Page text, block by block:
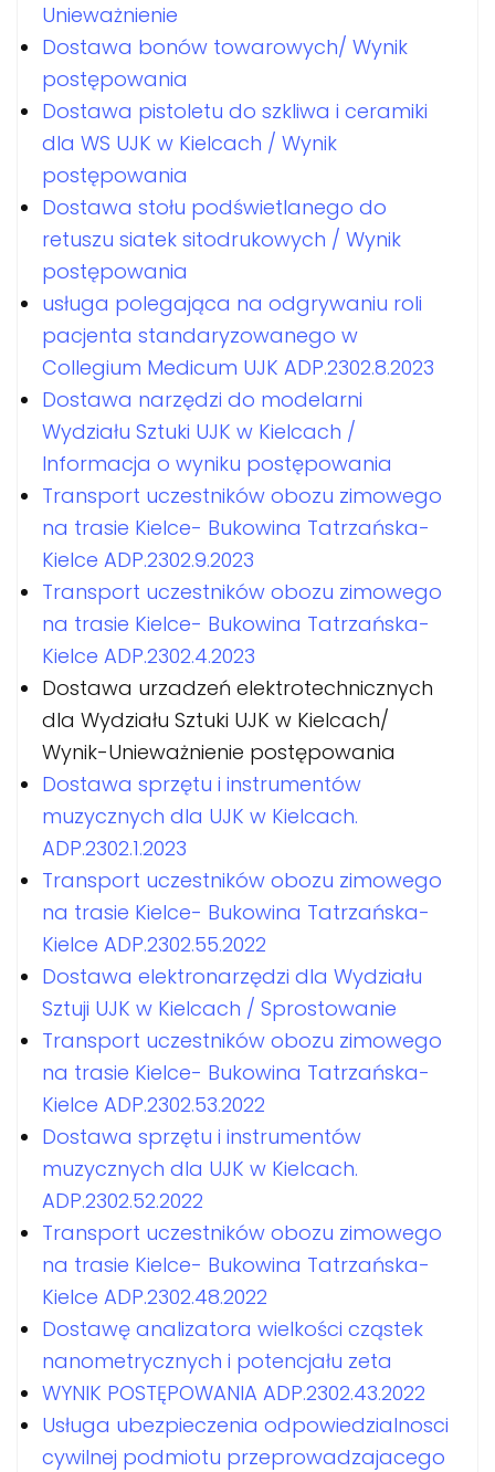
Unieważnienie
Dostawa bonów towarowych/ Wynik
postępowania
Dostawa pistoletu do szkliwa i ceramiki
dla WS UJK w Kielcach / Wynik
postępowania
Dostawa stołu podświetlanego do
retuszu siatek sitodrukowych / Wynik
postępowania
usługa polegająca na odgrywaniu roli
pacjenta standaryzowanego w
Collegium Medicum UJK ADP.2302.8.2023
Dostawa narzędzi do modelarni
Wydziału Sztuki UJK w Kielcach /
Informacja o wyniku postępowania
Transport uczestników obozu zimowego
na trasie Kielce- Bukowina Tatrzańska-
Kielce ADP.2302.9.2023
Transport uczestników obozu zimowego
na trasie Kielce- Bukowina Tatrzańska-
Kielce ADP.2302.4.2023
Dostawa urzadzeń elektrotechnicznych
dla Wydziału Sztuki UJK w Kielcach/
Wynik-Unieważnienie postępowania
Dostawa sprzętu i instrumentów
muzycznych dla UJK w Kielcach.
ADP.2302.1.2023
Transport uczestników obozu zimowego
na trasie Kielce- Bukowina Tatrzańska-
Kielce ADP.2302.55.2022
Dostawa elektronarzędzi dla Wydziału
Sztuji UJK w Kielcach / Sprostowanie
Transport uczestników obozu zimowego
na trasie Kielce- Bukowina Tatrzańska-
Kielce ADP.2302.53.2022
Dostawa sprzętu i instrumentów
muzycznych dla UJK w Kielcach.
ADP.2302.52.2022
Transport uczestników obozu zimowego
na trasie Kielce- Bukowina Tatrzańska-
Kielce ADP.2302.48.2022
Dostawę analizatora wielkości cząstek
nanometrycznych i potencjału zeta
WYNIK POSTĘPOWANIA ADP.2302.43.2022
Usługa ubezpieczenia odpowiedzialnosci
cywilnej podmiotu przeprowadzajacego